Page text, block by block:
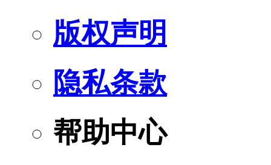
版权声明
隐私条款
帮助中心